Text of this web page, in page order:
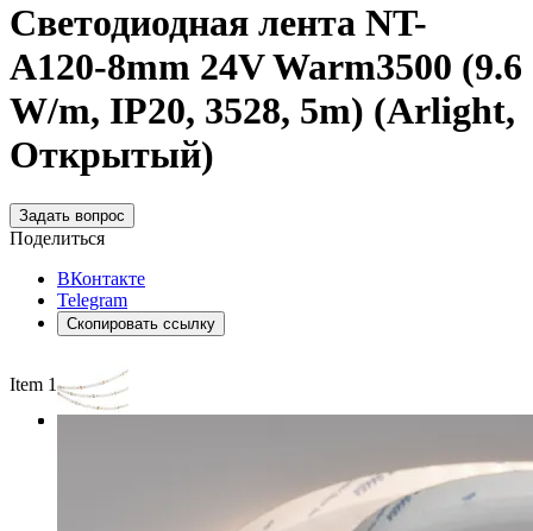
Светодиодная лента NT-
A120-8mm 24V Warm3500 (9.6
W/m, IP20, 3528, 5m) (Arlight,
Открытый)
Задать вопрос
Поделиться
ВКонтакте
Telegram
Скопировать ссылку
Item 1 of 3